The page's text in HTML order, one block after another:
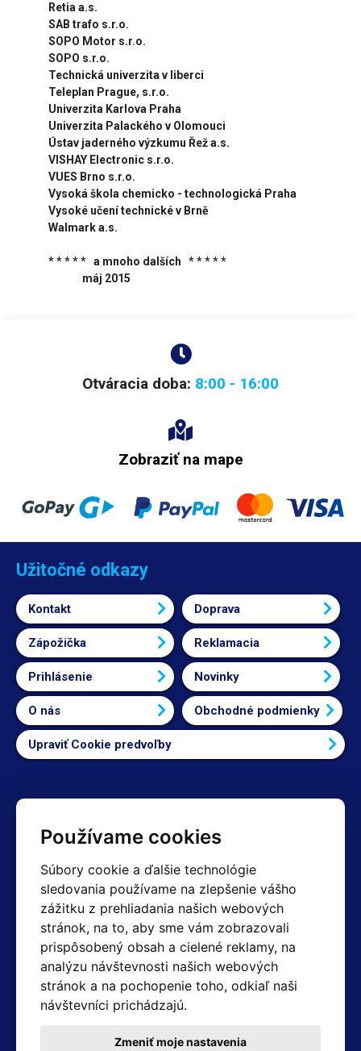
Používame cookies
Súbory cookie a ďalšie technológie
sledovania používame na zlepšenie vášho
zážitku z prehliadania našich webových
stránok, na to, aby sme vám zobrazovali
prispôsobený obsah a cielené reklamy, na
analýzu návštevnosti našich webových
stránok a na pochopenie toho, odkiaľ naši
návštevníci prichádzajú.
Zmeniť moje nastavenia
Retia a.s.
SAB trafo s.r.o.
SOPO Motor s.r.o.
SOPO s.r.o.
Technická univerzita v liberci
Teleplan Prague, s.r.o.
Univerzita Karlova Praha
Univerzita Palackého v Olomouci
Ústav jaderného výzkumu Řež a.s.
VISHAY Electronic s.r.o.
VUES Brno s.r.o.
Vysoká škola chemicko - technologická Praha
Vysoké učení technické v Brně
Walmark a.s.
* * * * * a mnoho dalších * * * * *
máj 2015
Otváracia doba: 8:00 - 16:00
Zobraziť na mape
Užitočné odkazy
Kontakt Doprava
Zápožička Reklamacia
Prihlásenie Novinky
O nás Obchodné podmienky
Upraviť Cookie predvoľby
Kontakty
+420 603 357 606 +420 605 234 204
info@hotair.cz
Fakturačné a expedičné oddelenie
+420 605 259 759 (Po–Pia: 7:30 – 15:00)
Technické oddelenie
+420 603 355 085 (Po–Pia: 8:00 – 16:00)
servis@hotair.cz
Výdaj tovaru (Ostrava): Po-Pia: 8:00 - 16:00